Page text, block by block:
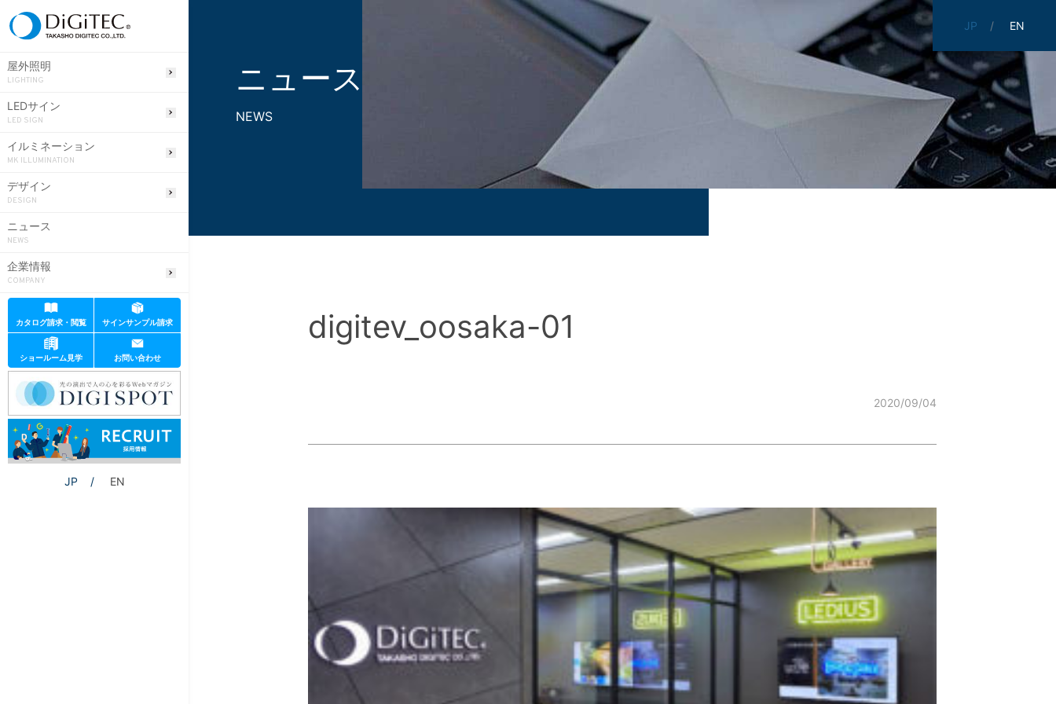
屋外照明
LIGHTING
LEDサイン
LED SIGN
イルミネーション
MK ILLUMINATION
デザイン
DESIGN
ニュース
NEWS
企業情報
COMPANY
カタログ請求・閲覧 サインサンプル請求
ショールーム見学 お問い合わせ
JP EN
JP EN
ニュース
NEWS
digitev_oosaka-01
2020/09/04